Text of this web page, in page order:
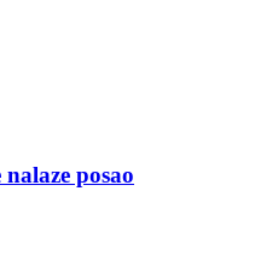
posao